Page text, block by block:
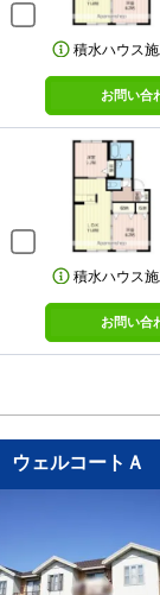
積水ハウス
お問い合
積水ハウス
お問い合
ウェルコートＡ